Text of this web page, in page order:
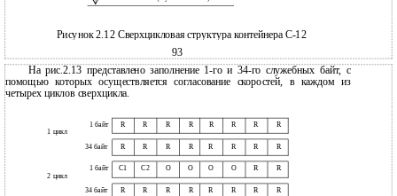
Рисунок 2.12 Сверхцикловая структура контейнера С-12
93
На рис.2.13 представлено заполнение 1-го и 34-го служебных байт, с
помощью которых осуществляется согласование скоростей, в каждом из
четырех циклов сверхцикла.
1 байт R R R R R R R R
1 цикл
34 байт
R R R R R R R R
1 байт C1 C2 O O O O R R
2 цикл
34 байт R R R R R R R R